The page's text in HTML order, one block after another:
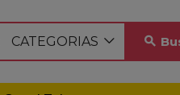
CATEGORIAS